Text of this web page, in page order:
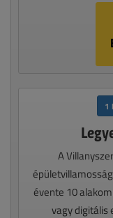
1
A
évente 10
vagy digitális